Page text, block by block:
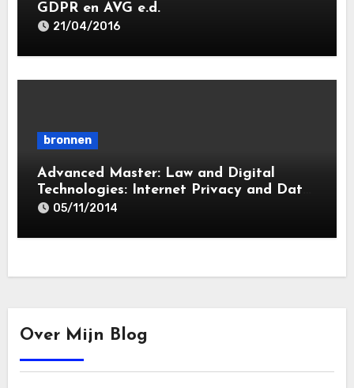
GDPR en AVG e.d.
21/04/2016
bronnen
Advanced Master: Law and Digital
Technologies: Internet Privacy and Data
Protection | Principles and Rules for
2014
05/11/2014
Over Mijn Blog